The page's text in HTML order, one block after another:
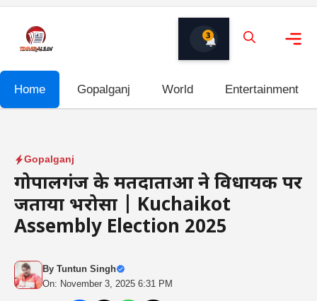
content
3
Home Gopalganj World Entertainment
Gopalganj
गोपालगंज के मतदाताओं ने विधायक पर
जताया भरोसा | Kuchaikot
Assembly Election 2025
By Tuntun Singh
On: November 3, 2025 6:31 PM